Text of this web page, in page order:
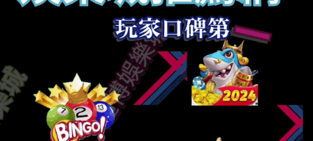
這也引發不少花費者的質疑，“若是一家‘洗臉吧’貪多責備，
這又與傳統的美容店有什么區分？”究竟上，南京一些傳統
美容院已經經最先偷襲“洗臉吧”。譬如某家推出了“男神乾
淨三部曲”項目，包含吝嗇泡乾淨、緊縮毛孔、往黑頭，一
份團購價為298元，且宣稱為店內“爆款”。男性護膚美容賽
道是一片藍海，只是若何開發發掘仍難堪題。南京日報/紫
金山消息記者江芬芬